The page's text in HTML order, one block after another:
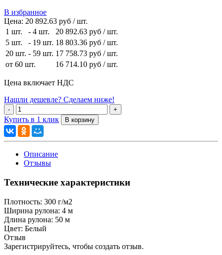
В избранное
Цена: 20 892.63 руб / шт.
1 шт.
- 4 шт. 20 892.63 руб / шт.
5 шт.
- 19 шт. 18 803.36 руб / шт.
20 шт. - 59 шт. 17 758.73 руб / шт.
от 60 шт.
16 714.10 руб / шт.
Цена включает НДС
Нашли дешевле? Сделаем ниже!
Купить в 1 клик
Описание
Отзывы
Технические характеристики
Плотность: 300 г/м2
Ширина рулона: 4 м
Длина рулона: 50 м
Цвет: Белый
Отзыв
Зарегистрируйтесь, чтобы создать отзыв.